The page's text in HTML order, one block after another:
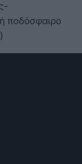
ποδόσφαιρο